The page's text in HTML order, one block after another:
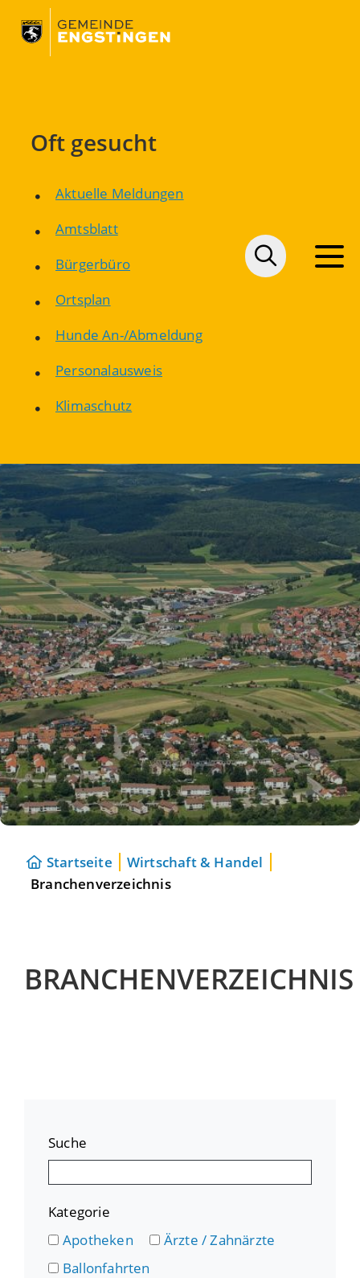
Oft gesucht
Aktuelle Meldungen
Amtsblatt
Bürgerbüro
Ortsplan
Hunde An-/Abmeldung
Personalausweis
Klimaschutz
Startseite
Wirtschaft & Handel
Branchenverzeichnis
BRANCHENVERZEICHNIS
Suche
Kategorie
Apotheken
Ärzte / Zahnärzte
Ballonfahrten